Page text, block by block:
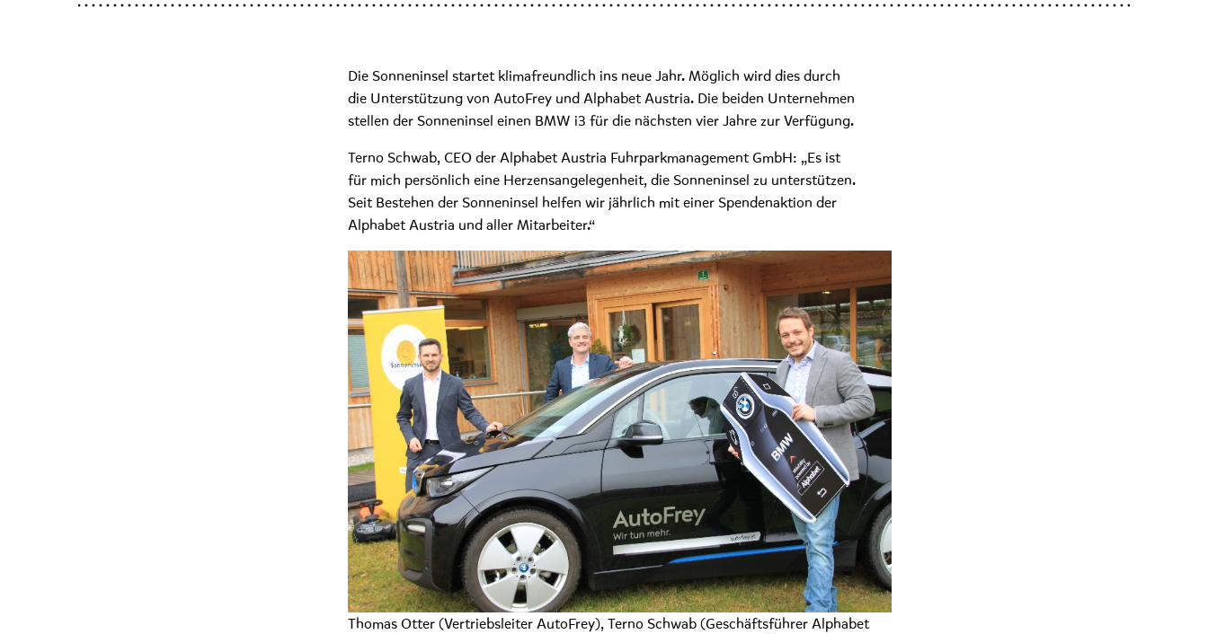
Die Sonneninsel startet klimafreundlich ins neue Jahr. Möglich wird dies durch
die Unterstützung von AutoFrey und Alphabet Austria. Die beiden Unternehmen
stellen der Sonneninsel einen BMW i3 für die nächsten vier Jahre zur Verfügung.
Terno Schwab, CEO der Alphabet Austria Fuhrparkmanagement GmbH: „Es ist
für mich persönlich eine Herzensangelegenheit, die Sonneninsel zu unterstützen.
Seit Bestehen der Sonneninsel helfen wir jährlich mit einer Spendenaktion der
Alphabet Austria und aller Mitarbeiter.“
Thomas Otter (Vertriebsleiter AutoFrey), Terno Schwab (Geschäftsführer Alphabet